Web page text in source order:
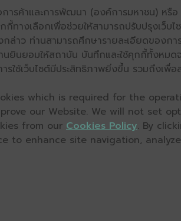
อการค้าและการพัฒนา (องค์การมหาชน) ห
กกี้ทางเลือกเพื่อช่วยให้สามารถปรับปรุงเ
ล่าว ท่านสามารถศึกษารายละเอียดของกา
ยินยอมให้สถาบัน บันทึกและใช้คุกกี้ทั้งหมด
การใช้เว็บไซต์มีประสิทธิภาพยิ่งขึ้น รวมถึง
which is required for the
our Website. We will not set
from our Cookies Policy. By
to enhance site navigation,